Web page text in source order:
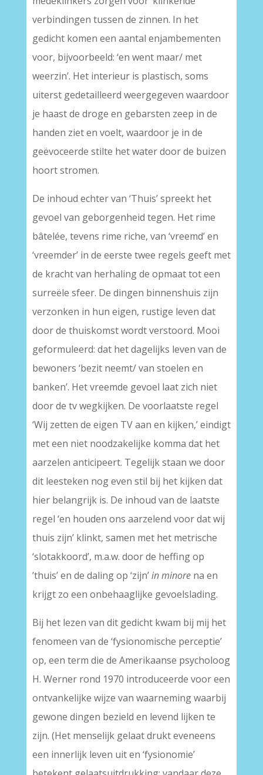
verbindingen tussen de zinnen. In het
gedicht komen een aantal enjambementen
voor, bijvoorbeeld: ‘en went maar/ met
weerzin’. Het interieur is plastisch, soms
uiterst gedetailleerd weergegeven waardoor
je haast de droge en gebarsten zeep in de
handen ziet en voelt, waardoor je in de
geëvoceerde stilte het water door de buizen
hoort stromen.
De inhoud echter van ‘Thuis’ spreekt het
gevoel van geborgenheid tegen. Het rime
bâtelée, tevens rime riche, van ‘vreemd’ en
‘vreemder’ in de eerste twee regels geeft met
de kracht van herhaling de opmaat tot een
surreële sfeer. De dingen binnenshuis zijn
verzonken in hun eigen, rustige leven dat
door de thuiskomst wordt verstoord. Mooi
geformuleerd: dat het dagelijks leven van de
bewoners ‘bezit neemt/ van stoelen en
banken’. Het vreemde gevoel laat zich niet
door de tv wegkijken. De voorlaatste regel
‘Wij zetten de eigen TV aan en kijken,’ eindigt
met een niet noodzakelijke komma dat het
aarzelen anticipeert. Tegelijk staan we door
dit leesteken nog even stil bij het kijken dat
hier belangrijk is. De inhoud van de laatste
regel ‘en houden ons aarzelend voor dat wij
thuis zijn’ klinkt, samen met het metrische
‘slotakkoord’, m.a.w. door de heffing op
’thuis’ en de daling op ‘zijn’in minorena en
krijgt zo een onbehaaglijke gevoelslading.
Bij het lezen van dit gedicht kwam bij mij het
fenomeen van de ‘fysionomische perceptie’
op, een term die de Amerikaanse psycholoog
H. Werner rond 1970 introduceerde voor een
ontvankelijke wijze van waarneming waarbij
gewone dingen bezield en levend lijken te
zijn. (Het menselijk gelaat drukt eveneens
een innerlijk leven uit en ‘fysionomie’